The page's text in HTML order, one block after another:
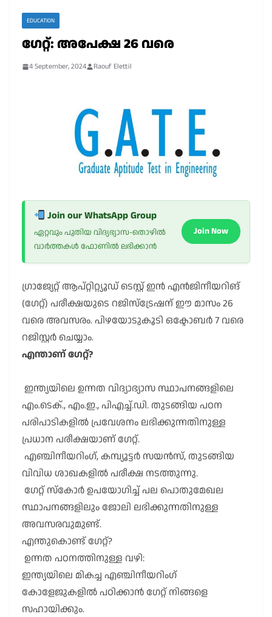
EDUCATION
ഗേറ്റ്: അപേക്ഷ 26 വരെ
4 September, 2024 Raouf Elettil
Join our WhatsApp Group
ഏറ്റവും പുതിയ വിദ്യഭ്യാസ-തൊഴിൽ
വാർത്തകൾ ഫോണിൽ ലഭിക്കാൻ
Join Now
ഗ്രാജ്യേറ്റ് ആപ്റ്റിറ്റ്യൂഡ് ടെസ്റ്റ് ഇൻ എൻജിനീയറിങ്
(ഗേറ്റ്) പരീക്ഷയുടെ റജിസ്ട്രേഷന് ഈ മാസം 26
വരെ അവസരം. പിഴയോടുകൂടി ഒക്ടോബർ 7 വരെ
റജിസ്റ്റർ ചെയ്യാം.
എന്താണ് ഗേറ്റ്?
ഇന്ത്യയിലെ ഉന്നത വിദ്യാഭ്യാസ സ്ഥാപനങ്ങളിലെ
എം.ടെക്., എം.ഇ., പിഎച്ച്.ഡി. തുടങ്ങിയ പഠന
പരിപാടികളിൽ പ്രവേശനം ലഭിക്കുന്നതിനുള്ള
പ്രധാന പരീക്ഷയാണ് ഗേറ്റ്.
എഞ്ചിനീയറിംഗ്, കമ്പ്യൂട്ടർ സയൻസ്, തുടങ്ങിയ
വിവിധ ശാഖകളിൽ പരീക്ഷ നടത്തുന്നു.
ഗേറ്റ് സ്കോർ ഉപയോഗിച്ച് പല പൊതുമേഖല
സ്ഥാപനങ്ങളിലും ജോലി ലഭിക്കുന്നതിനുള്ള
അവസരവുമുണ്ട്.
എന്തുകൊണ്ട് ഗേറ്റ്?
ഉന്നത പഠനത്തിനുള്ള വഴി:
ഇന്ത്യയിലെ മികച്ച എഞ്ചിനീയറിംഗ്
കോളേജുകളിൽ പഠിക്കാൻ ഗേറ്റ് നിങ്ങളെ
സഹായിക്കും.